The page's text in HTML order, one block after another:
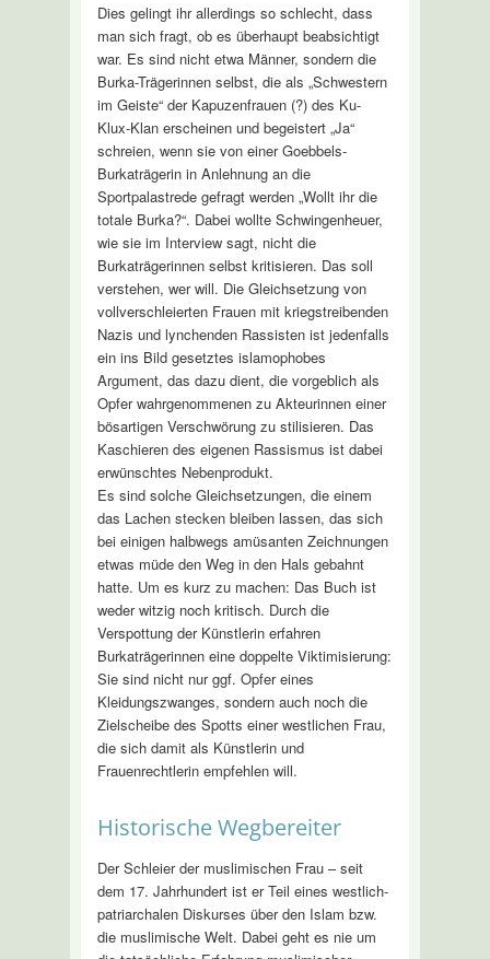
Dies gelingt ihr allerdings so schlecht, dass
man sich fragt, ob es überhaupt beabsichtigt
war. Es sind nicht etwa Männer, sondern die
Burka-Trägerinnen selbst, die als „Schwestern
im Geiste“ der Kapuzenfrauen (?) des Ku-
Klux-Klan erscheinen und begeistert „Ja“
schreien, wenn sie von einer Goebbels-
Burkaträgerin in Anlehnung an die
Sportpalastrede gefragt werden „Wollt ihr die
totale Burka?“. Dabei wollte Schwingenheuer,
wie sie im Interview sagt, nicht die
Burkaträgerinnen selbst kritisieren. Das soll
verstehen, wer will. Die Gleichsetzung von
vollverschleierten Frauen mit kriegstreibenden
Nazis und lynchenden Rassisten ist jedenfalls
ein ins Bild gesetztes islamophobes
Argument, das dazu dient, die vorgeblich als
Opfer wahrgenommenen zu Akteurinnen einer
bösartigen Verschwörung zu stilisieren. Das
Kaschieren des eigenen Rassismus ist dabei
erwünschtes Nebenprodukt.
Es sind solche Gleichsetzungen, die einem
das Lachen stecken bleiben lassen, das sich
bei einigen halbwegs amüsanten Zeichnungen
etwas müde den Weg in den Hals gebahnt
hatte. Um es kurz zu machen: Das Buch ist
weder witzig noch kritisch. Durch die
Verspottung der Künstlerin erfahren
Burkaträgerinnen eine doppelte Viktimisierung:
Sie sind nicht nur ggf. Opfer eines
Kleidungszwanges, sondern auch noch die
Zielscheibe des Spotts einer westlichen Frau,
die sich damit als Künstlerin und
Frauenrechtlerin empfehlen will.
Historische Wegbereiter
Der Schleier der muslimischen Frau – seit
dem 17. Jahrhundert ist er Teil eines westlich-
patriarchalen Diskurses über den Islam bzw.
die muslimische Welt. Dabei geht es nie um